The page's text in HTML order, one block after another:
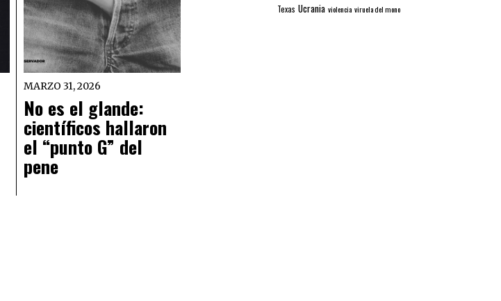
MARZO 31, 2026
No es el glande:
científicos hallaron
el “punto G” del
pene
Texas Ucrania violencia viruela del mono